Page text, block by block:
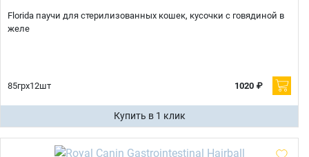
Florida паучи для стерилизованных кошек, кусочки с говядиной в
желе
85грх12шт 1020 ₽
Купить в 1 клик